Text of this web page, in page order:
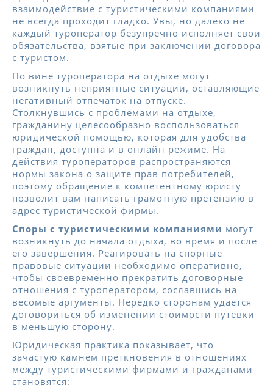
взаимодействие с туристическими компаниями
не всегда проходит гладко. Увы, но далеко не
каждый туроператор безупречно исполняет свои
обязательства, взятые при заключении договора
с туристом.
По вине туроператора на отдыхе могут
возникнуть неприятные ситуации, оставляющие
негативный отпечаток на отпуске.
Столкнувшись с проблемами на отдыхе,
гражданину целесообразно воспользоваться
юридической помощью, которая для удобства
граждан, доступна и в онлайн режиме. На
действия туроператоров распространяются
нормы закона о защите прав потребителей,
поэтому обращение к компетентному юристу
позволит вам написать грамотную претензию в
адрес туристической фирмы.
Споры с туристическими компаниями могут
возникнуть до начала отдыха, во время и после
его завершения. Реагировать на спорные
правовые ситуации необходимо оперативно,
чтобы своевременно прекратить договорные
отношения с туроператором, сославшись на
весомые аргументы. Нередко сторонам удается
договориться об изменении стоимости путевки
в меньшую сторону.
Юридическая практика показывает, что
зачастую камнем преткновения в отношениях
между туристическими фирмами и гражданами
становятся: